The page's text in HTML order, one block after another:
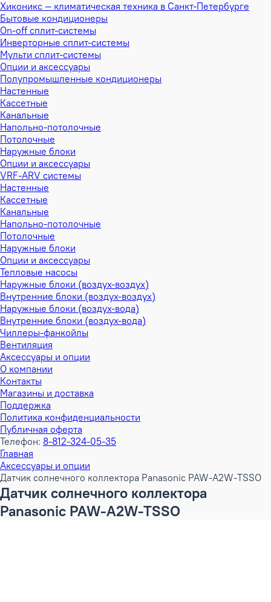
Хиконикс — климатическая техника в Санкт-Петербурге
Бытовые кондиционеры
On-off сплит-системы
Инверторные сплит-системы
Мульти сплит-системы
Опции и аксессуары
Полупромышленные кондиционеры
Настенные
Кассетные
Канальные
Напольно-потолочные
Потолочные
Наружные блоки
Опции и аксессуары
VRF-ARV системы
Настенные
Кассетные
Канальные
Напольно-потолочные
Потолочные
Наружные блоки
Опции и аксессуары
Тепловые насосы
Наружные блоки (воздух-воздух)
Внутренние блоки (воздух-воздух)
Наружные блоки (воздух-вода)
Внутренние блоки (воздух-вода)
Чиллеры-фанкойлы
Вентиляция
Аксессуары и опции
О компании
Контакты
Магазины и доставка
Поддержка
Политика конфиденциальности
Публичная оферта
Телефон: 8-812-324-05-35
Главная
Аксессуары и опции
Датчик солнечного коллектора Panasonic PAW-A2W-TSSO
Датчик солнечного коллектора
Panasonic PAW-A2W-TSSO